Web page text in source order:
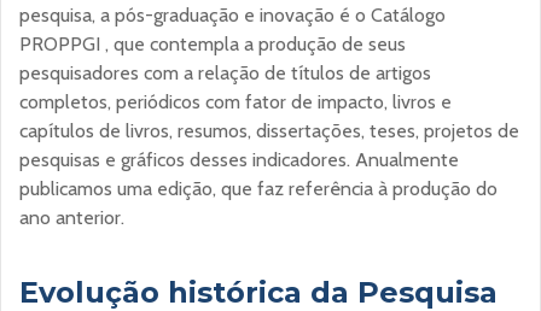
pesquisa, a pós-graduação e inovação é o Catálogo
PROPPGI , que contempla a produção de seus
pesquisadores com a relação de títulos de artigos
completos, periódicos com fator de impacto, livros e
capítulos de livros, resumos, dissertações, teses, projetos de
pesquisas e gráficos desses indicadores. Anualmente
publicamos uma edição, que faz referência à produção do
ano anterior.
Evolução histórica da Pesquisa